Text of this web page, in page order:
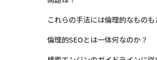
これらの手法には倫理的なもの
倫理的SEOとは一体何なのか？